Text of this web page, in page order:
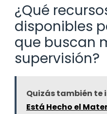
¿Qué
disponibles
que buscan
supervisión?
Quizás también te
Está Hecho el